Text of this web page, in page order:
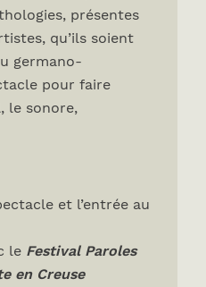
présentes
qu’ils soient
germano-
pour faire
le sonore,
et l’entrée au
le Festival Paroles
en Creuse